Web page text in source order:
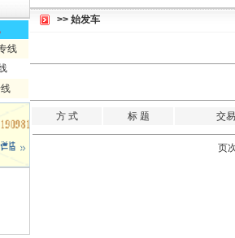
线
>> 始发车
方 式 标 题 交
页